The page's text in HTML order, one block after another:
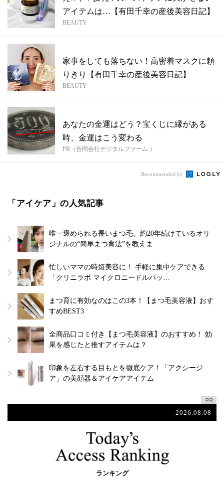
アイテムは…【有田千幸の産後美容日記】
BEAUTY
家事をしても落ちない！高密着マスクに頼
りきり【有田千幸の産後美容日記】
BEAUTY
あなたの金運はどう？宝くじに縁がある
時、金運はこう変わる
PR（合同会社デジタルファーム ）
Recommended by
「アイケア」の人気記事
唯一褒められる長いまつ毛。約20年続けているオリ
ジナルの“簡単まつ育法”を教えま…
忙しいママの時短美容に！ 手軽に集中ケアできる
「クリニラボ マイクロニードルパッ…
まつ育に有効なのはこの3本！【まつ毛美容液】おす
すめBEST3
全商品口コミ付き【まつ毛美容液】のおすすめ！ 効
果を感じたと推すアイテムは？
印象を左右する目もとを徹底ケア！「アクシージ
ア」の美顔器＆アイケアアイテム
2026.08.08
ランキング